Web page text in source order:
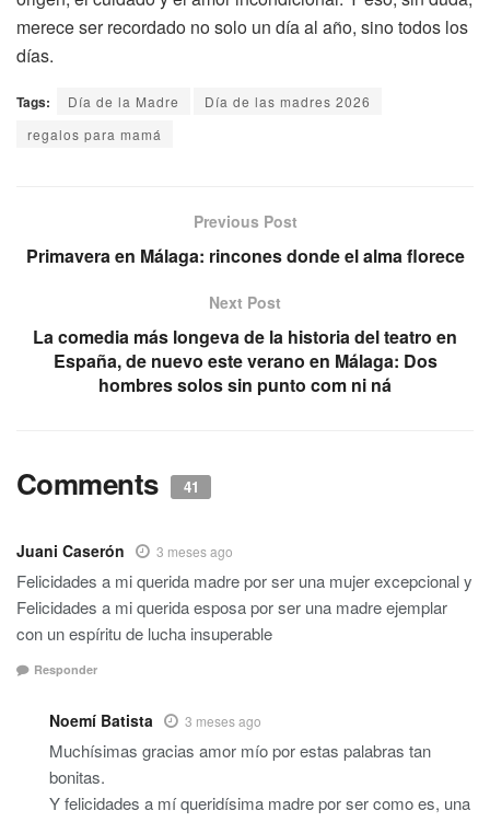
merece ser recordado no solo un día al año, sino todos los
días.
Tags: Día de la Madre
Día de las madres 2026
regalos para mamá
Previous Post
Primavera en Málaga: rincones donde el alma florece
Next Post
La comedia más longeva de la historia del teatro en
España, de nuevo este verano en Málaga: Dos
hombres solos sin punto com ni ná
Comments 41
Juani Caserón 3 meses ago
Felicidades a mi querida madre por ser una mujer excepcional y
Felicidades a mi querida esposa por ser una madre ejemplar
con un espíritu de lucha insuperable
Responder
Noemí Batista 3 meses ago
Muchísimas gracias amor mío por estas palabras tan
bonitas.
Y felicidades a mí queridísima madre por ser como es, una